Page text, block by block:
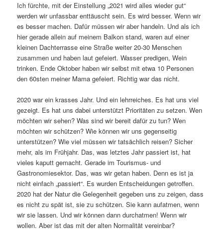
Ich fürchte, mit der Einstellung „2021 wird alles wieder gut“
werden wir unfassbar enttäuscht sein. Es wird besser. Wenn wir
es besser machen. Dafür müssen wir aber handeln. Und als ich
hier gerade allein auf meinem Balkon stand, waren auf einer
kleinen Dachterrasse eine Straße weiter 20-30 Menschen
zusammen und haben laut gefeiert. Wasser predigen, Wein
trinken. Ende Oktober haben wir selbst mit etwa 10 Personen
den 60sten meiner Mama gefeiert. Richtig war das nicht.
2020 war ein krasses Jahr. Und ein lehrreiches. Es hat uns viel
gezeigt. Es hat uns dabei unterstützt Prioritäten zu setzen. Wen
möchten wir sehen? Was sind wir bereit dafür zu tun? Wen
möchten wir schützen? Wie können wir uns gegenseitig
unterstützen? Wie viel müssen wir tatsächlich reisen? Sicher
mehr, als im Frühjahr. Das, was letztes Jahr passiert ist, hat
vieles kaputt gemacht. Gerade im Tourismus- und
Gastronomiesektor. Das, was wir getan haben. Denn es ist ja
nicht einfach „passiert“. Es wurden Entscheidungen getroffen.
2020 hat der Natur die Gelegenheit gegeben uns zu zeigen, dass
es nicht zu spät ist, sie zu schützen. Sie kann aufatmen, wenn
wir sie lassen. Und wir können dann durchatmen! Wenn wir
wollen. Aber ist das mit der alten Normalität vereinbar?